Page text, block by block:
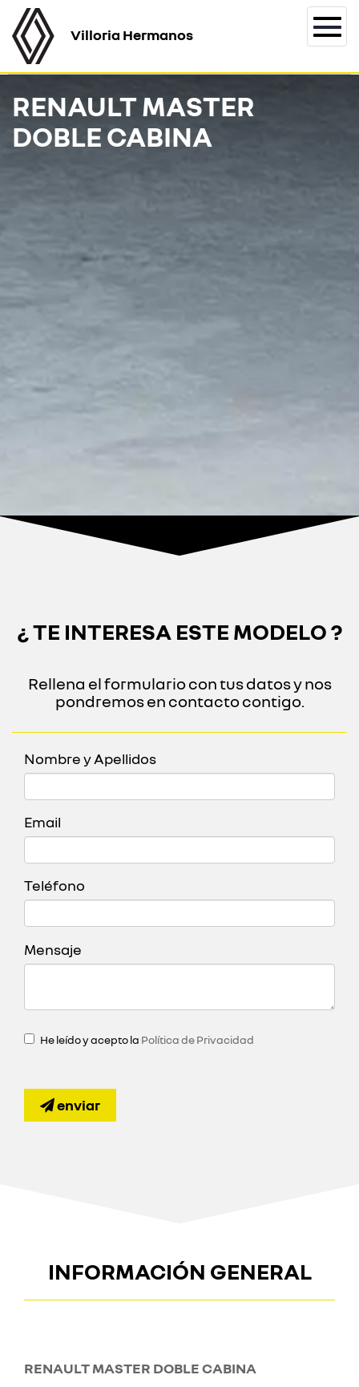
Villoria Hermanos
RENAULT MASTER
DOBLE CABINA
¿ TE INTERESA ESTE MODELO ?
Rellena el formulario con tus datos y nos
pondremos en contacto contigo.
Nombre y Apellidos
Email
Teléfono
Mensaje
He leído y acepto la Política de Privacidad
enviar
INFORMACIÓN GENERAL
RENAULT MASTER DOBLE CABINA